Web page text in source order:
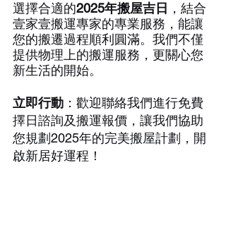
選擇合適的2025年搬屋吉日 ，結合
壹家壹搬運專家的專業服務，能讓
您的搬遷過程順利圓滿。我們不僅
提供物理上的搬運服務，更關心您
新生活的開始。
立即行動 ：歡迎聯絡我們進行免費
擇日諮詢及搬運報價，讓我們協助
您規劃2025年的完美搬屋計劃，開
啟新居好運程！